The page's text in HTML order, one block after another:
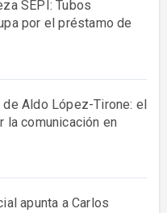
SEPI: Tubos
por el préstamo de
de Aldo López-Tirone: el
la comunicación en
apunta a Carlos